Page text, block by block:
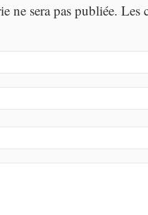
ne sera pas publiée.